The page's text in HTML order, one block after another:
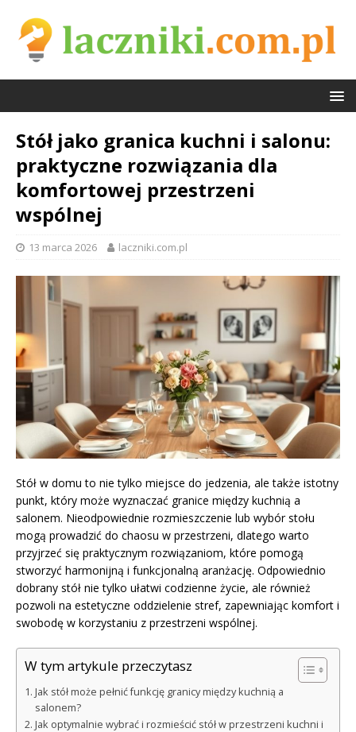
Stół jako granica kuchni i salonu:
praktyczne rozwiązania dla
komfortowej przestrzeni
wspólnej
13 marca 2026 laczniki.com.pl
Stół w domu to nie tylko miejsce do jedzenia, ale także istotny
punkt, który może wyznaczać granice między kuchnią a
salonem. Nieodpowiednie rozmieszczenie lub wybór stołu
mogą prowadzić do chaosu w przestrzeni, dlatego warto
przyjrzeć się praktycznym rozwiązaniom, które pomogą
stworzyć harmonijną i funkcjonalną aranżację. Odpowiednio
dobrany stół nie tylko ułatwi codzienne życie, ale również
pozwoli na estetyczne oddzielenie stref, zapewniając komfort i
swobodę w korzystaniu z przestrzeni wspólnej.
W tym artykule przeczytasz
Jak stół może pełnić funkcję granicy między kuchnią a
salonem?
Jak optymalnie wybrać i rozmieścić stół w przestrzeni kuchni i